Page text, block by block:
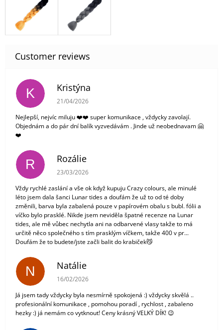
K Kristýna
The store rating is 5 out of 5 stars.
21/04/2026
Nejlepší, nejvíc miluju ❤️❤️ super komunikace , vždycky zavolají.
Objednám a do pár dní balík vyzvedávám . Jinde už neobednavam 🤗
❤️
R Rozálie
The store rating is 3 out of 5 stars.
23/03/2026
Vždy rychlé zaslání a vše ok když kupuju Crazy colours, ale minulé
léto jsem dala šanci Lunar tides a doufám že už to od té doby
změnili, barva byla zabalená pouze v papírovém obalu s bubl. fólii a
víčko bylo prasklé. Nikde jsem neviděla špatné recenze na Lunar
tides, ale mě vůbec nechytla ani na odbarvené vlasy takže to má
určitě něco společného s tím prasklým víčkem, takže 400 v pr...
Doufám že to budete/jste začli balit do krabiček😼
N Natálie
The store rating is 5 out of 5 stars.
16/02/2026
Já jsem tady vždycky byla nesmírně spokojená :) vždycky skvělá ..
profesionální komunikace , pomohou poradí , rychlost , zabaleno
hezky :) já nemám co vytknout! Ceny krásný VELKÝ DÍK! 😉